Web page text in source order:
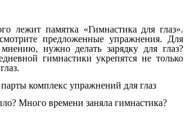
лежит памятка «Гимнастика для глаз».
предложенные упражнения. Для
нужно делать зарядку для глаз?
гимнастики укрепятся не только
комплекс упражнений для глаз
Много времени заняла гимнастика?